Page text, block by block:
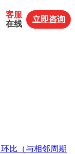
比（与相邻周期
客服
在线
立即咨询